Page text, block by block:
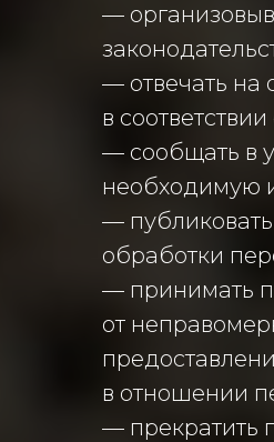
—
— отвечать на
в
— сообщать в
необходимую
—
обработки
— принимать
от
в отношении
— прекратить